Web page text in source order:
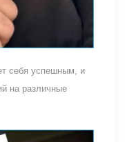
себя успешным, и
на различные